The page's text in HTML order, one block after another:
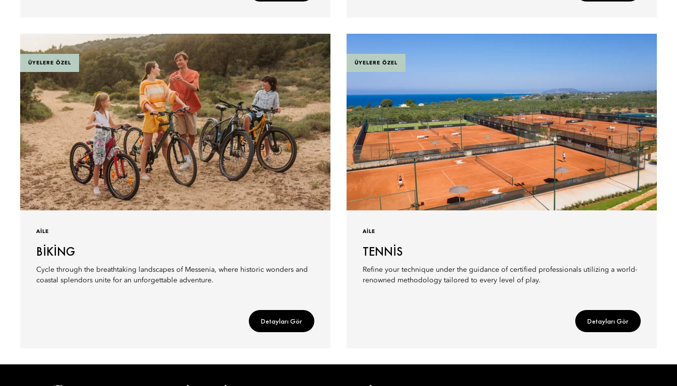
ÜYELERE ÖZEL
AILE
BIKING
Cycle through the breathtaking landscapes of Messenia, where historic wonders and
coastal splendors unite for an unforgettable adventure.
Detayları Gör
ÜYELERE ÖZEL
AILE
TENNIS
Refine your technique under the guidance of certified professionals utilizing a world-
renowned methodology tailored to every level of play.
Detayları Gör